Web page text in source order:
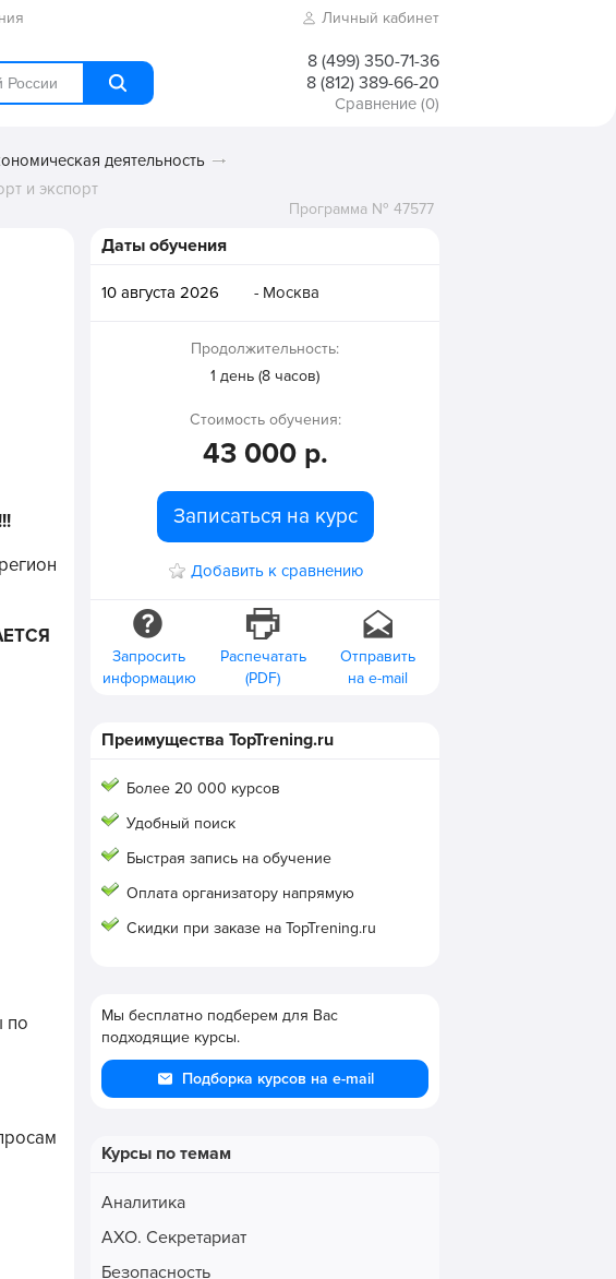
Личный кабинет
8 (499) 350-71-36
8 (812) 389-66-20
Сравнение (0)
деятельность
и экспорт
по
Программа № 47577
Даты обучения
10 августа 2026 - Москва
Продолжительность:
1 день (8 часов)
Стоимость обучения:
43 000 р.
Записаться на курс
Добавить к сравнению
Запросить
информацию
Распечатать
(PDF)
Отправить
на e-mail
Преимущества TopTrening.ru
Более 20 000 курсов
Удобный поиск
Быстрая запись на обучение
Оплата организатору напрямую
Скидки при заказе на TopTrening.ru
Мы бесплатно подберем для Вас
подходящие курсы.
Подборка курсов на e-mail
Курсы по темам
Аналитика
АХО. Секретариат
Безопасность